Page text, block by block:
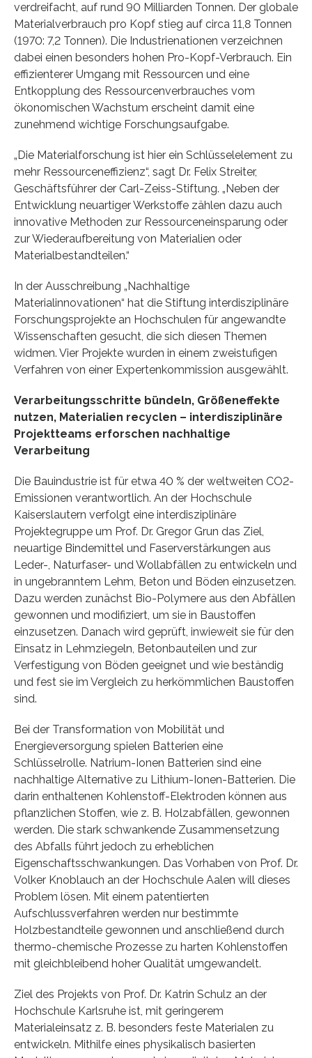
verdreifacht, auf rund 90 Milliarden Tonnen. Der globale
Materialverbrauch pro Kopf stieg auf circa 11,8 Tonnen
(1970: 7,2 Tonnen). Die Industrienationen verzeichnen
dabei einen besonders hohen Pro-Kopf-Verbrauch. Ein
effizienterer Umgang mit Ressourcen und eine
Entkopplung des Ressourcenverbrauches vom
ökonomischen Wachstum erscheint damit eine
zunehmend wichtige Forschungsaufgabe.
„Die Materialforschung ist hier ein Schlüsselelement zu
mehr Ressourceneffizienz“, sagt Dr. Felix Streiter,
Geschäftsführer der Carl-Zeiss-Stiftung. „Neben der
Entwicklung neuartiger Werkstoffe zählen dazu auch
innovative Methoden zur Ressourceneinsparung oder
zur Wiederaufbereitung von Materialien oder
Materialbestandteilen.“
In der Ausschreibung „Nachhaltige
Materialinnovationen“ hat die Stiftung interdisziplinäre
Forschungsprojekte an Hochschulen für angewandte
Wissenschaften gesucht, die sich diesen Themen
widmen. Vier Projekte wurden in einem zweistufigen
Verfahren von einer Expertenkommission ausgewählt.
Verarbeitungsschritte bündeln, Größeneffekte
nutzen, Materialien recyclen – interdisziplinäre
Projektteams erforschen nachhaltige
Verarbeitung
Die Bauindustrie ist für etwa 40 % der weltweiten CO2-
Emissionen verantwortlich. An der Hochschule
Kaiserslautern verfolgt eine interdisziplinäre
Projektegruppe um Prof. Dr. Gregor Grun das Ziel,
neuartige Bindemittel und Faserverstärkungen aus
Leder-, Naturfaser- und Wollabfällen zu entwickeln und
in ungebranntem Lehm, Beton und Böden einzusetzen.
Dazu werden zunächst Bio-Polymere aus den Abfällen
gewonnen und modifiziert, um sie in Baustoffen
einzusetzen. Danach wird geprüft, inwieweit sie für den
Einsatz in Lehmziegeln, Betonbauteilen und zur
Verfestigung von Böden geeignet und wie beständig
und fest sie im Vergleich zu herkömmlichen Baustoffen
sind.
Bei der Transformation von Mobilität und
Energieversorgung spielen Batterien eine
Schlüsselrolle. Natrium-Ionen Batterien sind eine
nachhaltige Alternative zu Lithium-Ionen-Batterien. Die
darin enthaltenen Kohlenstoff-Elektroden können aus
pflanzlichen Stoffen, wie z. B. Holzabfällen, gewonnen
werden. Die stark schwankende Zusammensetzung
des Abfalls führt jedoch zu erheblichen
Eigenschaftsschwankungen. Das Vorhaben von Prof. Dr.
Volker Knoblauch an der Hochschule Aalen will dieses
Problem lösen. Mit einem patentierten
Aufschlussverfahren werden nur bestimmte
Holzbestandteile gewonnen und anschließend durch
thermo-chemische Prozesse zu harten Kohlenstoffen
mit gleichbleibend hoher Qualität umgewandelt.
Ziel des Projekts von Prof. Dr. Katrin Schulz an der
Hochschule Karlsruhe ist, mit geringerem
Materialeinsatz z. B. besonders feste Materialen zu
entwickeln. Mithilfe eines physikalisch basierten